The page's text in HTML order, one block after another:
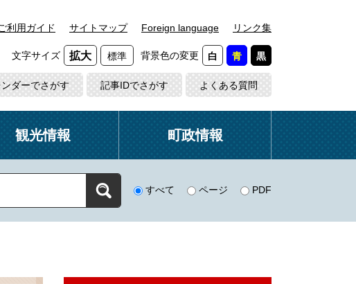
利用ガイド サイトマップ Foreign language リンク集
文字サイズ 拡大 標準 背景色の変更 白 青 黒
ダーでさがす 記事IDでさがす よくある質問
観光情報 町政情報
すべて ページ PDF